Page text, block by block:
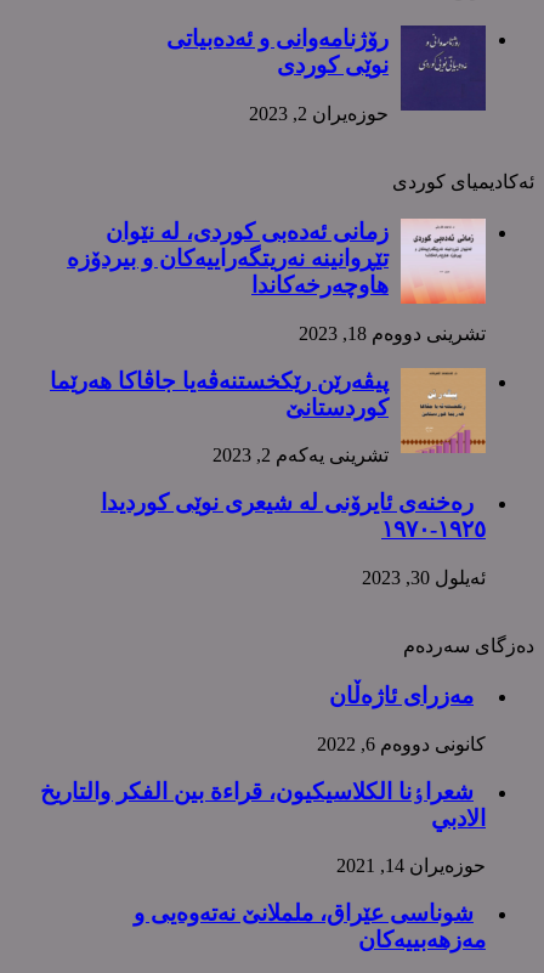
رۆژنامەوانی و ئەدەبیاتی
نوێی کوردی
حوزه‌یران 2, 2023
ئەکادیمیای کوردی
زمانی ئەدەبی کوردی، لە نێوان
تێڕوانینە نەریتگەراییەکان و بیردۆزە
هاوچەرخەکاندا
تشرینی دووه‌م 18, 2023
پیڤەرێن رێکخستنەڤەیا جاڤاکا هەرێما
کوردستانێ
تشرینی یه‌كه‌م 2, 2023
رەخنەی ئایرۆنی لە شیعری نوێی کوردیدا
١٩٢٥-١٩٧٠
ئه‌یلول 30, 2023
دەزگای سەردەم
مەزرای ئاژەڵان
كانونی دووه‌م 6, 2022
شعراٶنا الکلاسیکیون، قراءة بین الفکر والتاریخ
الادبي
حوزه‌یران 14, 2021
شوناسی عێراق، ململانێ نەتەوەیی و
مەزهەبییەکان